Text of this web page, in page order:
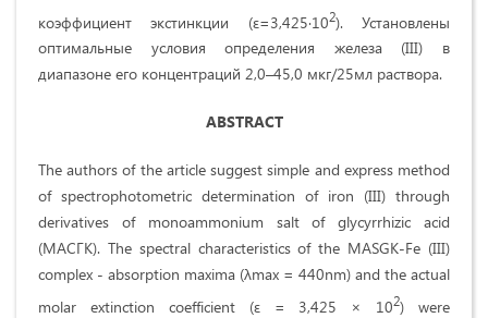
коэффициент экстинкции (ε=3,425·102). Установлены
оптимальные условия определения железа (III) в
диапазоне его концентраций 2,0–45,0 мкг/25мл раствора.
ABSTRACT
The authors of the article suggest simple and express method
of spectrophotometric determination of iron (III) through
derivatives of monoammonium salt of glycyrrhizic acid
(МАСГК). The spectral characteristics of the MASGK-Fe (III)
complex - absorption maxima (λmax = 440nm) and the actual
molar extinction coefficient (ε = 3,425 × 102) were